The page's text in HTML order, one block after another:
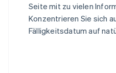
Seite mit zu vielen
Konzentrieren Sie sich
Fälligkeitsdatum auf